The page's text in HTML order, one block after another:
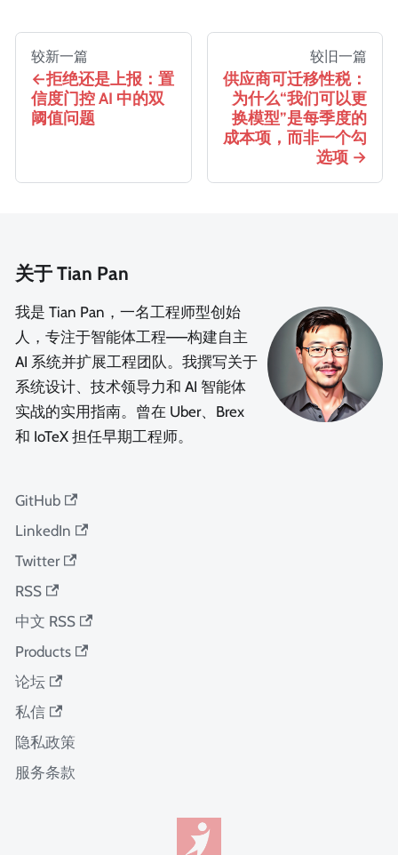
较新一篇
拒绝还是上报：置
信度门控 AI 中的双
阈值问题
较旧一篇
供应商可迁移性税：
为什么“我们可以更
换模型”是每季度的
成本项，而非一个勾
选项
关于 Tian Pan
我是 Tian Pan，一名工程师型创始
人，专注于智能体工程——构建自主
AI 系统并扩展工程团队。我撰写关于
系统设计、技术领导力和 AI 智能体
实战的实用指南。曾在 Uber、Brex
和 IoTeX 担任早期工程师。
GitHub
LinkedIn
Twitter
RSS
中文 RSS
Products
论坛
私信
隐私政策
服务条款